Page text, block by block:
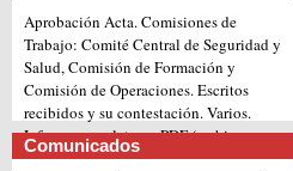
Aprobación Acta.Comisiones de
Trabajo: Comité Central de Seguridad y
Salud, Comisión de Formación y
Comisión de Operaciones.Escritos
recibidos y su contestación.Varios.
Informe completo en PDF (archivo
adjunto)(Continúa)
Comunicados